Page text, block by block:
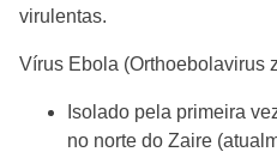
virulentas.
Vírus Ebola (Orthoebolavirus
Isolado pela primeira
no norte do Zaire